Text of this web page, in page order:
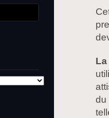
du